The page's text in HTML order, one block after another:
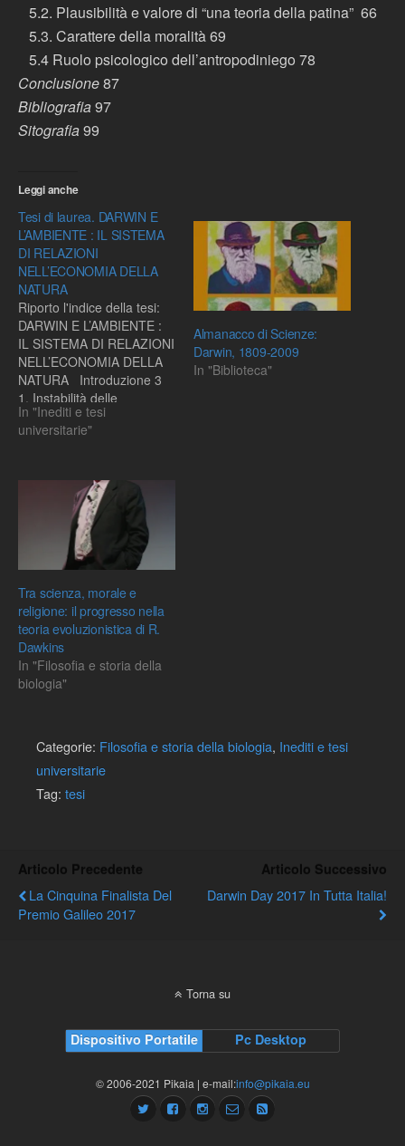
5.2. Plausibilità e valore di “una teoria della patina” 66
5.3. Carattere della moralità 69
5.4 Ruolo psicologico dell’antropodiniego 78
Conclusione87
Bibliografia97
Sitografia99
Leggi anche
Tesi di laurea. DARWIN E
L’AMBIENTE : IL SISTEMA
DI RELAZIONI
NELL’ECONOMIA DELLA
NATURA
Riporto l'indice della tesi:
DARWIN E L’AMBIENTE :
IL SISTEMA DI RELAZIONI
NELL’ECONOMIA DELLA
NATURA Introduzione 3
1. Instabilità delle
condizioni di esistenza 15
1.1 Geologia e forme di
Cambiamenti geologici e
climatici 21 1.3
Biogeografia e
adattamento degli
organismi: Darwin e…
In "Inediti e tesi
universitarie"
Almanacco di Scienze:
Darwin, 1809-2009
In "Biblioteca"
Tra scienza, morale e
religione: il progresso nella
teoria evoluzionistica di R.
Dawkins
In "Filosofia e storia della
biologia"
Categorie: Filosofia e storia della biologia, Inediti e tesi
universitarie
Tag: tesi
Articolo Precedente
La Cinquina Finalista Del
Premio Galileo 2017
Articolo Successivo
Darwin Day 2017 In Tutta Italia!
Torna su
Dispositivo Portatile Pc Desktop
© 2006-2021 Pikaia | e-mail:info@pikaia.eu